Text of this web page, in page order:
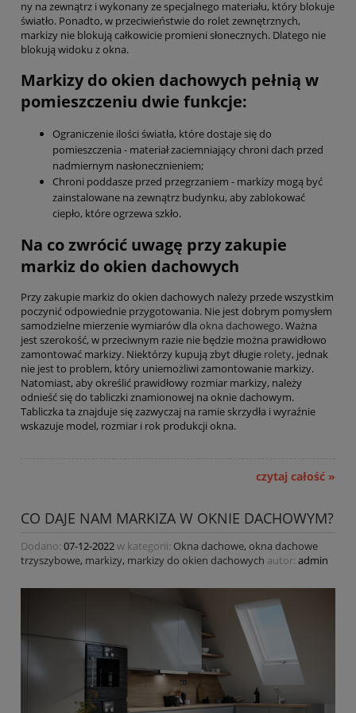
ny na zewnątrz i wykonany ze specjalnego materiału, który blokuje
światło. Ponadto, w przeciwieństwie do rolet zewnętrznych,
markizy nie blokują całkowicie promieni słonecznych. Dlatego nie
blokują widoku z okna.
Markizy do okien dachowych pełnią w
pomieszczeniu dwie funkcje:
Ograniczenie ilości światła, które dostaje się do
pomieszczenia - materiał zaciemniający chroni dach przed
nadmiernym nasłonecznieniem;
Chroni poddasze przed przegrzaniem - markizy mogą być
zainstalowane na zewnątrz budynku, aby zablokować
ciepło, które ogrzewa szkło.
Na co zwrócić uwagę przy zakupie
markiz do okien dachowych
Przy zakupie markiz do okien dachowych należy przede wszystkim
poczynić odpowiednie przygotowania. Nie jest dobrym pomysłem
samodzielne mierzenie wymiarów dla okna dachowego. Ważna
jest szerokość, w przeciwnym razie nie będzie można prawidłowo
zamontować markizy. Niektórzy kupują zbyt długie rolety, jednak
nie jest to problem, który uniemożliwi zamontowanie markizy.
Natomiast, aby określić prawidłowy rozmiar markizy, należy
odnieść się do tabliczki znamionowej na oknie dachowym.
Tabliczka ta znajduje się zazwyczaj na ramie skrzydła i wyraźnie
wskazuje model, rozmiar i rok produkcji okna.
czytaj całość »
CO DAJE NAM MARKIZA W OKNIE DACHOWYM?
Dodano: 07-12-2022w kategorii: Okna dachowe, okna dachowe
trzyszybowe, markizy, markizy do okien dachowych autor: admin